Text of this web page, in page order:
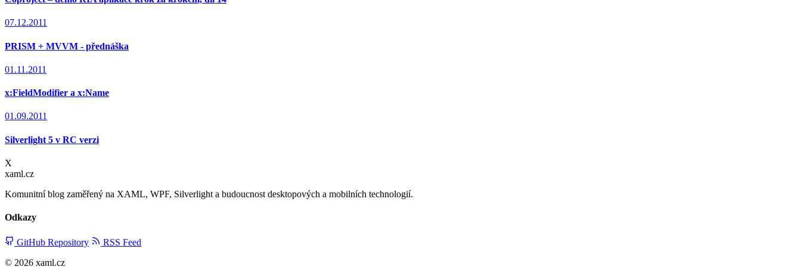
07.12.2011
PRISM + MVVM - přednáška
01.11.2011
x:FieldModifier a x:Name
01.09.2011
Silverlight 5 v RC verzi
X
xaml.cz
Komunitní blog zaměřený na XAML, WPF, Silverlight a budoucnost desktopových a mobilních technologií.
Odkazy
GitHub Repository
RSS Feed
© 2026 xaml.cz